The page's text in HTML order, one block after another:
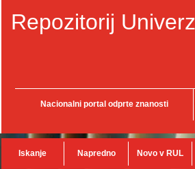
Repozitorij
Nacionalni portal odprte znanosti
Iskanje Napredno Novo v RUL